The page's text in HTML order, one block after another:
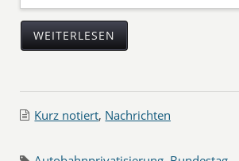
WEITERLESEN
Kurz notiert, Nachrichten